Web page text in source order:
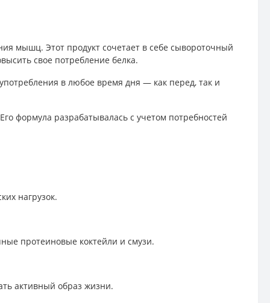
мышц. Этот продукт сочетает в себе сывороточный
свое потребление белка.
в любое время дня — как перед, так и
формула разрабатывалась с учетом потребностей
нагрузок.
протеиновые коктейли и смузи.
активный образ жизни.